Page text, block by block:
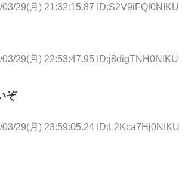
03/29(月) 21:32:15.87 ID:S2V9iFQf0NIKU
03/29(月) 22:53:47.95 ID:j8digTNH0NIKU
ぞ
03/29(月) 23:59:05.24 ID:L2Kca7Hj0NIKU